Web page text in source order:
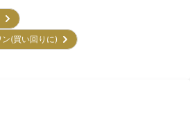
ン(買い回りに)